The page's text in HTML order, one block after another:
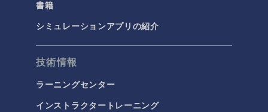
書籍
シミュレーションアプリの紹介
技術情報
ラーニングセンター
インストラクタートレーニング